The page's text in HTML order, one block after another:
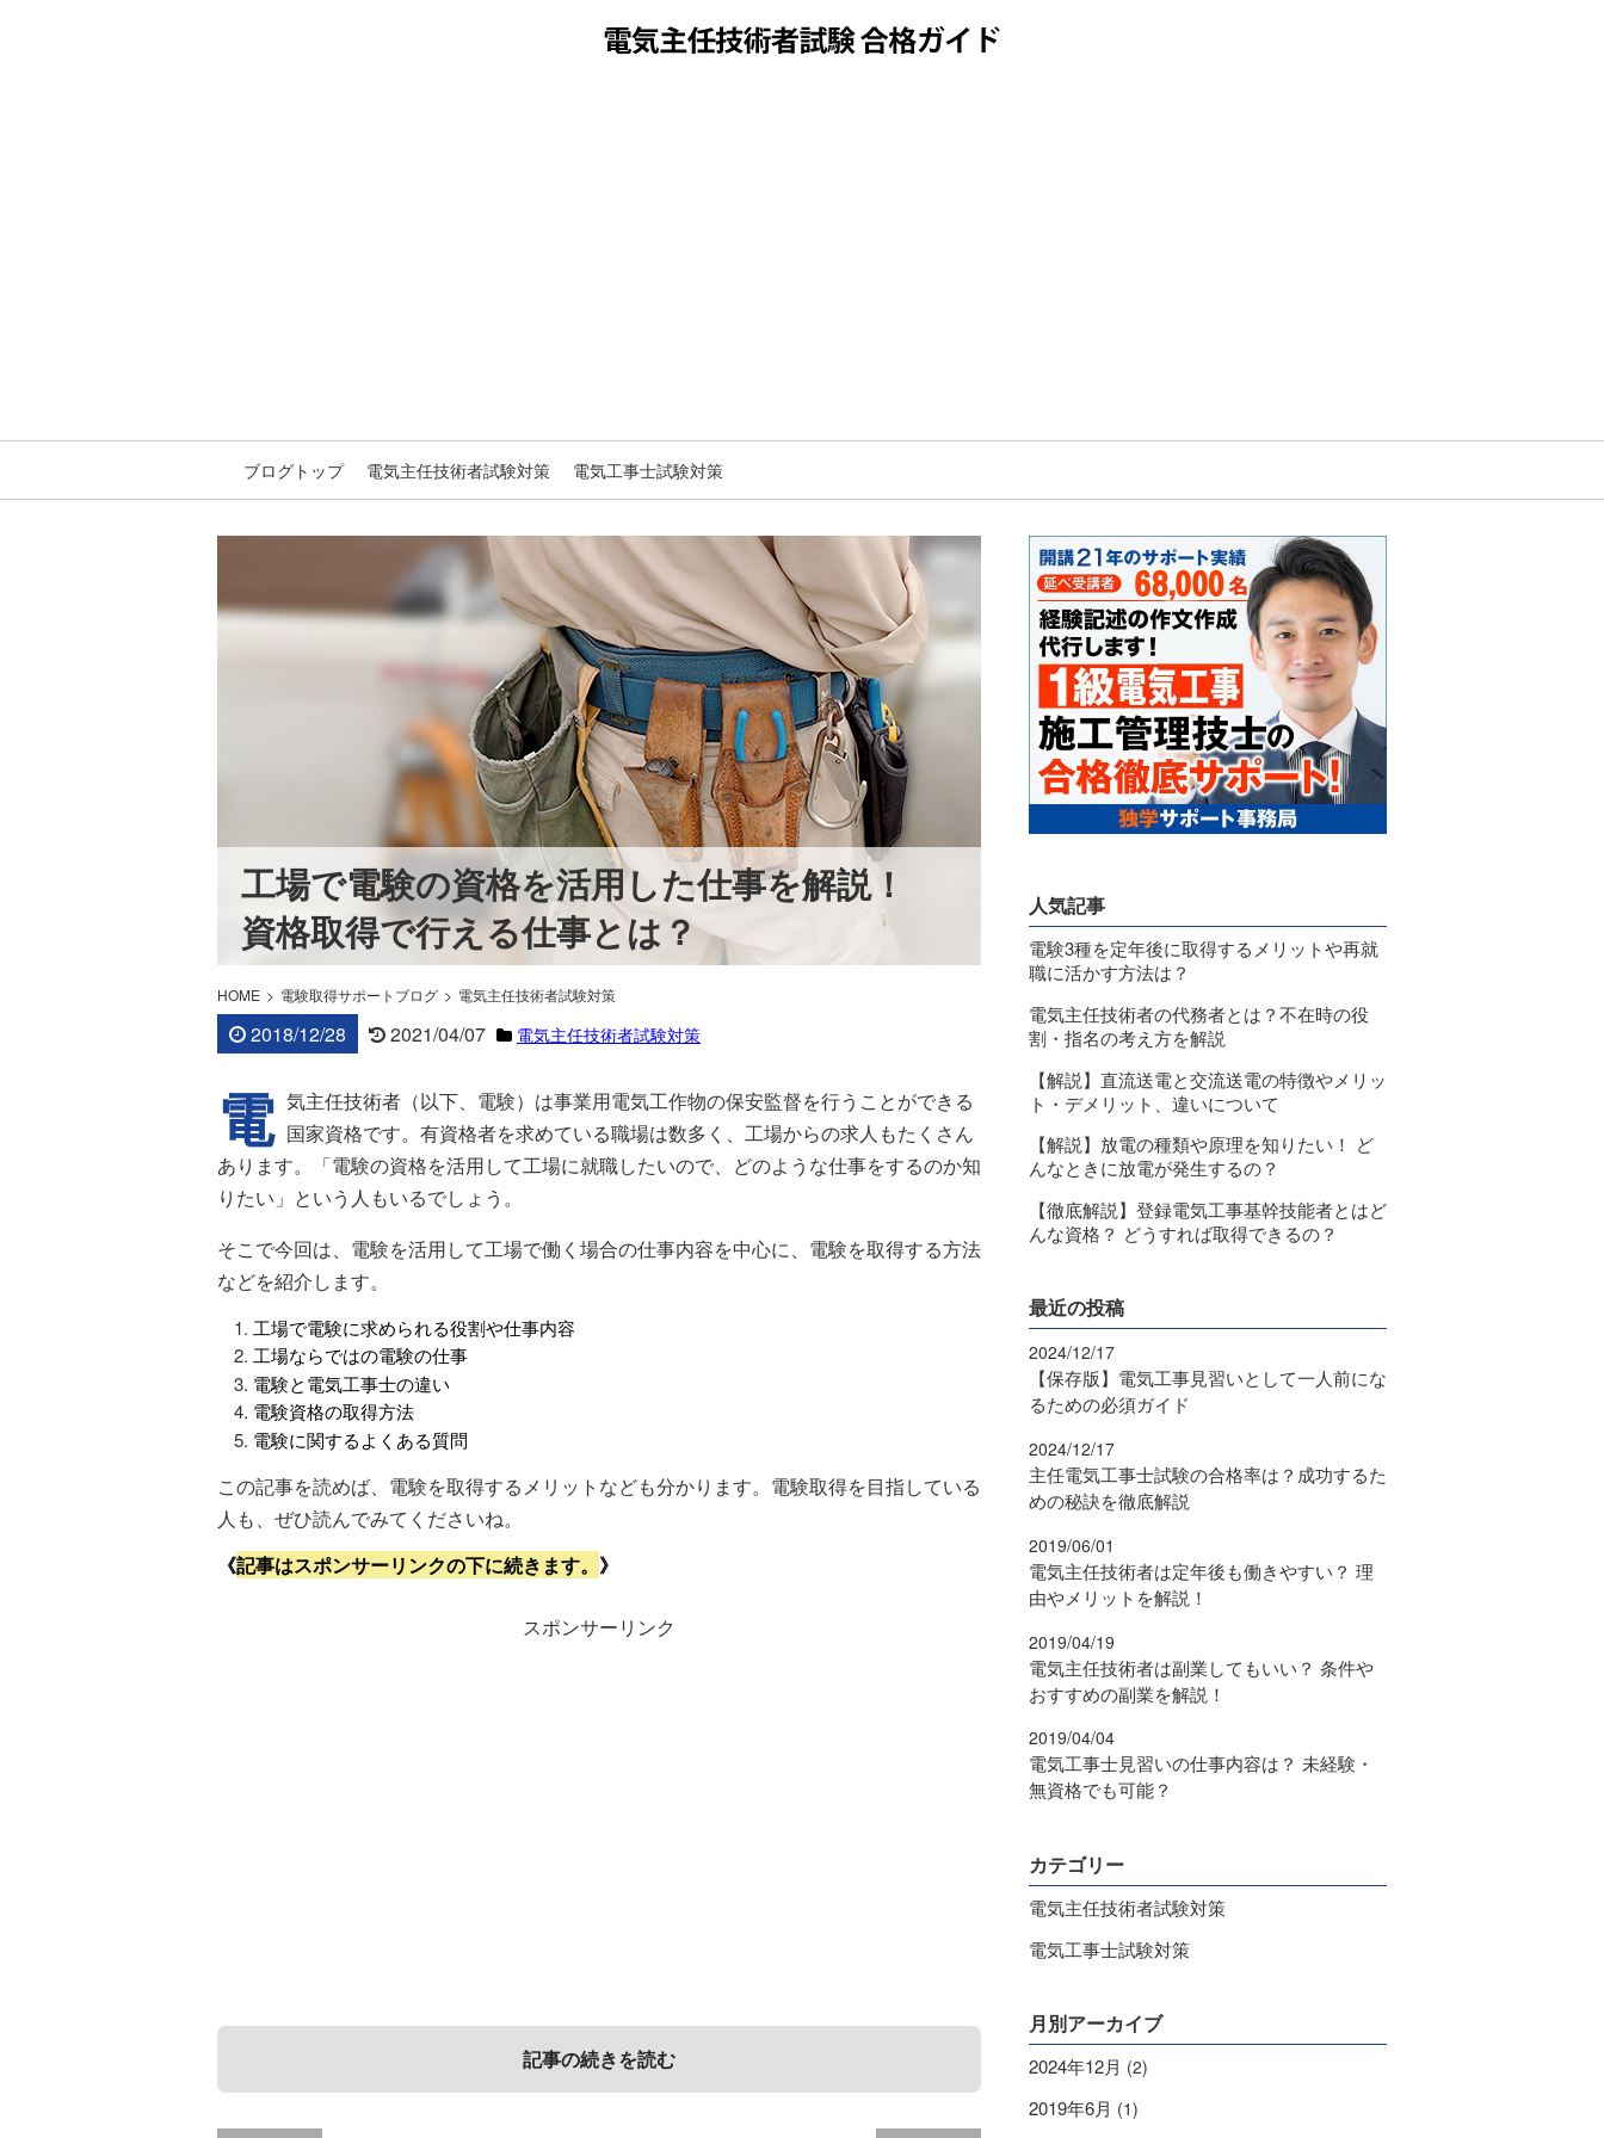
ブログトップ 電気主任技術者試験対策 電気工事士試験対策
工場で電験の資格を活用した仕事を解説！
資格取得で行える仕事とは？
HOME 電験取得サポートブログ 電気主任技術者試験対策
2018/12/28 2021/04/07 電気主任技術者試験対策
電 気主任技術者（以下、電験）は事業用電気工作物の保安監督を行うことができる
国家資格です。有資格者を求めている職場は数多く、工場からの求人もたくさん
あります。「電験の資格を活用して工場に就職したいので、どのような仕事をするのか知
りたい」という人もいるでしょう。
そこで今回は、電験を活用して工場で働く場合の仕事内容を中心に、電験を取得する方法
などを紹介します。
工場で電験に求められる役割や仕事内容
工場ならではの電験の仕事
電験と電気工事士の違い
電験資格の取得方法
電験に関するよくある質問
この記事を読めば、電験を取得するメリットなども分かります。電験取得を目指している
人も、ぜひ読んでみてくださいね。
《記事はスポンサーリンクの下に続きます。 》
スポンサーリンク
記事の続きを読む
人気記事
電験3種を定年後に取得するメリットや再就
職に活かす方法は？
電気主任技術者の代務者とは？不在時の役
割・指名の考え方を解説
【解説】直流送電と交流送電の特徴やメリッ
ト・デメリット、違いについて
【解説】放電の種類や原理を知りたい！ ど
んなときに放電が発生するの？
【徹底解説】登録電気工事基幹技能者とはど
んな資格？ どうすれば取得できるの？
最近の投稿
2024/12/17
【保存版】電気工事見習いとして一人前にな
るための必須ガイド
2024/12/17
主任電気工事士試験の合格率は？成功するた
めの秘訣を徹底解説
2019/06/01
電気主任技術者は定年後も働きやすい？ 理
由やメリットを解説！
2019/04/19
電気主任技術者は副業してもいい？ 条件や
おすすめの副業を解説！
2019/04/04
電気工事士見習いの仕事内容は？ 未経験・
無資格でも可能？
カテゴリー
電気主任技術者試験対策
電気工事士試験対策
月別アーカイブ
2024年12月 (2)
2019年6月 (1)